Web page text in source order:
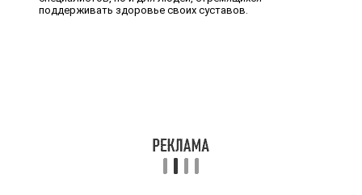
поддерживать здоровье своих суставов.